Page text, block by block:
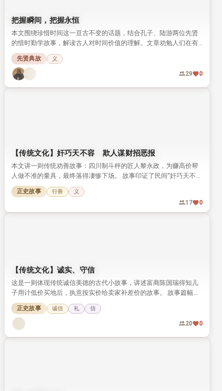
把握瞬间，把握永恒
本文围绕珍惜时间这一亘古不变的话题，结合孔子、陆游两位先贤
的惜时勤学故事，解读古人对时间价值的理解。文章劝勉人们在有
限的生命里，多做有意义的事，把握每一个瞬间才能留住永恒。
先贤典故 义
29 0
【传统文化】奸巧天不容 欺人谋财招恶报
本文讲一则传统劝善故事：四川制斗秤的匠人黎永政，为赚高价帮
人做不准的量具，最终落得凄惨下场。 故事印证了民间“奸巧天不
容”的善恶观，劝人不可为了钱财违背道义。
正史故事 行善 义
17 0
【传统文化】诚实、守信
这是一则体现传统诚信美德的古代小故事，讲述富商陈国瑞得知儿
子用计低价买地后，执意按实价给卖家补差价的故事。 故事篇幅短
小，却将传统文化中诚实守信的可贵品质展现得十分鲜活。
正史故事 诚信 礼 信
20 0